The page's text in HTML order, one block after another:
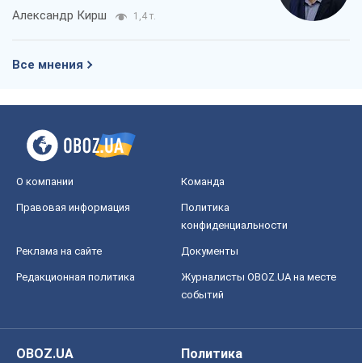
Александр Кирш 1,4 т.
Все мнения
О компании Команда
Правовая информация
Политика
конфиденциальности
Реклама на сайте Документы
Редакционная политика
Журналисты OBOZ.UA на месте
событий
OBOZ.UA
Политика